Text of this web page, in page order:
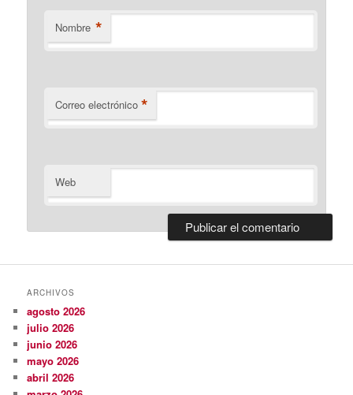
Nombre *
Correo electrónico *
Web
ARCHIVOS
agosto 2026
julio 2026
junio 2026
mayo 2026
abril 2026